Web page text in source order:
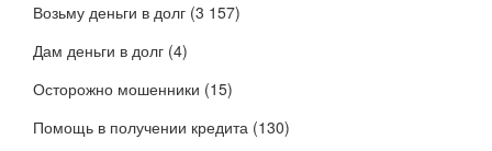
Возьму деньги в долг (3 157)
Дам деньги в долг (4)
Осторожно мошенники (15)
Помощь в получении кредита (130)